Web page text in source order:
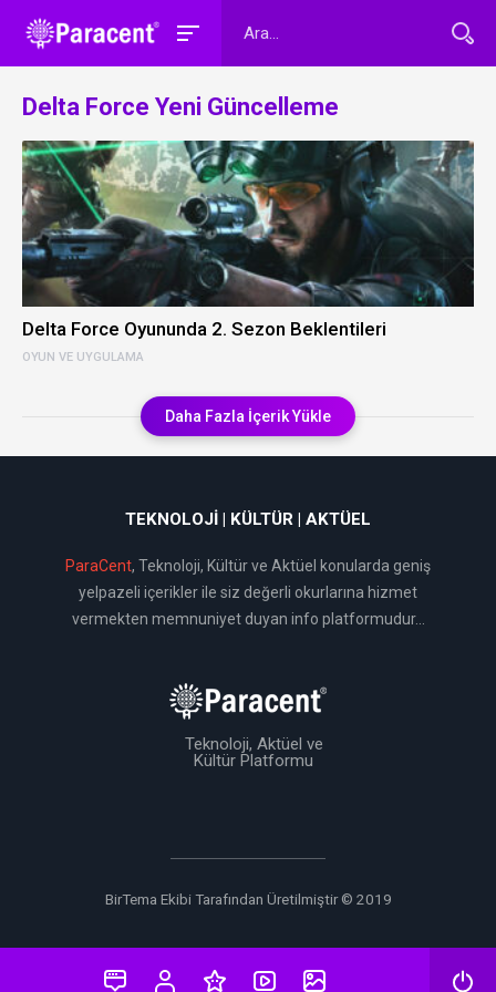
Delta Force Yeni Güncelleme
OYUN VE UYGULAMA
Delta Force Oyununda 2. Sezon Beklentileri
Daha Fazla İçerik Yükle
TEKNOLOJI | KÜLTÜR | AKTÜEL
ParaCent, Teknoloji, Kültür ve Aktüel konularda geniş
yelpazeli içerikler ile siz değerli okurlarına hizmet
vermekten memnuniyet duyan info platformudur...
Teknoloji, Aktüel ve
Kültür Platformu
BirTema Ekibi Tarafından Üretilmiştir © 2019